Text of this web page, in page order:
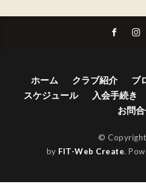
ホーム クラブ紹介 ブ
スケジュール
入会手続き
お問
©
by FIT-Web Create.